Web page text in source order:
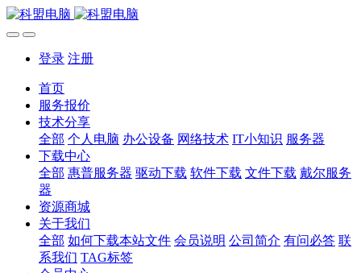
登录 注册
首页
服务报价
技术分享
全部 个人电脑 办公设备 网络技术 IT小知识 服务器
下载中心
全部 惠普服务器 驱动下载 软件下载 文件下载 戴尔服务
器
资源商城
关于我们
全部 如何下载本站文件 会员说明 公司简介 有问必答 联
系我们 TAG标签